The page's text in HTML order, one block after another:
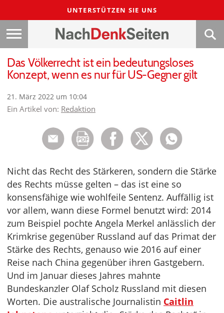
UNTERSTÜTZEN SIE UNS
Das Völkerrecht ist ein bedeutungsloses
Konzept, wenn es nur für US-Gegner gilt
21. März 2022 um 10:04
Ein Artikel von: Redaktion
Nicht das Recht des Stärkeren, sondern die Stärke
des Rechts müsse gelten – das ist eine so
konsensfähige wie wohlfeile Sentenz. Auffällig ist
vor allem, wann diese Formel benutzt wird: 2014
zum Beispiel pochte Angela Merkel anlässlich der
Krimkrise gegenüber Russland auf das Primat der
Stärke des Rechts, genauso wie 2016 auf einer
Reise nach China gegenüber ihren Gastgebern.
Und im Januar dieses Jahres mahnte
Bundeskanzler Olaf Scholz Russland mit diesen
Worten. Die australische Journalistin Caitlin